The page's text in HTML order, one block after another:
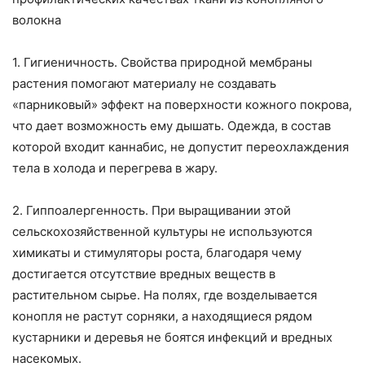
волокна
1. Гигиеничность. Свойства природной мембраны
растения помогают материалу не создавать
«парниковый» эффект на поверхности кожного покрова,
что дает возможность ему дышать. Одежда, в состав
которой входит каннабис, не допустит переохлаждения
тела в холода и перегрева в жару.
2. Гиппоалергенность. При выращивании этой
сельскохозяйственной культуры не используются
химикаты и стимуляторы роста, благодаря чему
достигается отсутствие вредных веществ в
растительном сырье. На полях, где возделывается
конопля не растут сорняки, а находящиеся рядом
кустарники и деревья не боятся инфекций и вредных
насекомых.